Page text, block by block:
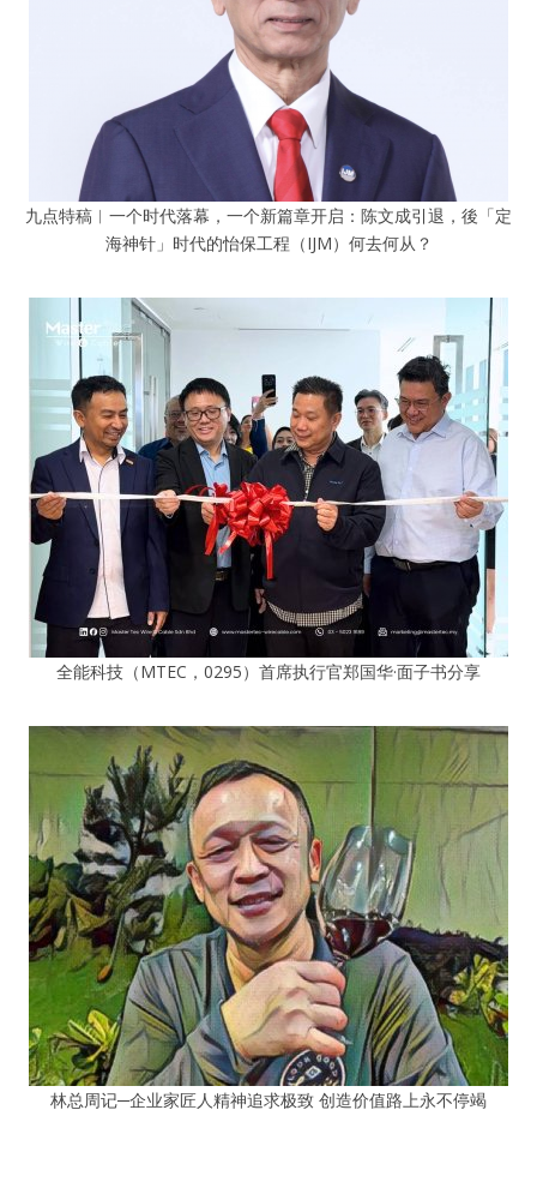
九点特稿︱一个时代落幕，一个新篇章开启：陈文成引退，後「定
海神针」时代的怡保工程（IJM）何去何从？
全能科技（MTEC，0295）首席执行官郑国华·面子书分享
林总周记─企业家匠人精神追求极致 创造价值路上永不停竭